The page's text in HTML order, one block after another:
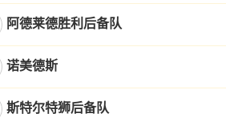
阿德莱德胜利后备队
诺美德斯
斯特尔特狮后备队